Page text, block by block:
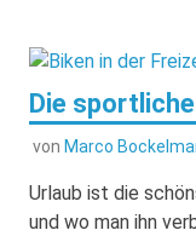
Die
von Marco
Urlaub ist die
und wo man ihn